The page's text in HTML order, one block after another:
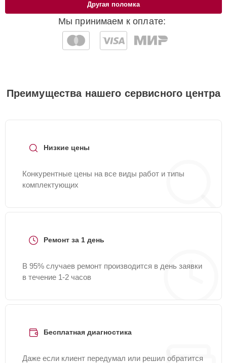
Мы принимаем к оплате:
Другая поломка
Преимущества нашего сервисного центра
Низкие цены
Конкурентные цены на все виды работ и типы
комплектующих
Ремонт за 1 день
В 95% случаев ремонт производится в день заявки
в течение 1-2 часов
Бесплатная диагностика
Даже если клиент передумал или решил обратится